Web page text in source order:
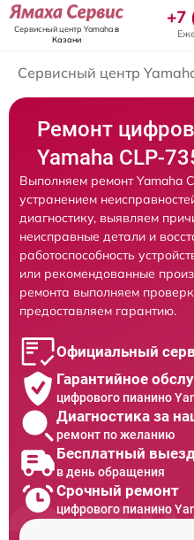
Сервисный центр Yamahaв
Казани
+7
Сервисный центр
Ремонт
Yamaha CLP-
Выполняем ремонт Yamaha
устранением
диагностику, выявляем
неисправные детали и
работоспособность
или рекомендованные
ремонта выполняем
предоставляем гарантию.
Официальный
Гарантийное
цифрового пианино
Диагностика за
ремонт по желанию
Бесплатный
в день обращения
Срочный ремонт
цифрового пианино